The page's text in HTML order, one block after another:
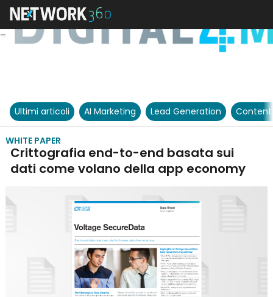
Ultimi articoli AI Marketing Lead Generation
WHITE PAPER
Crittografia end-to-end basata sui
dati come volano della app economy